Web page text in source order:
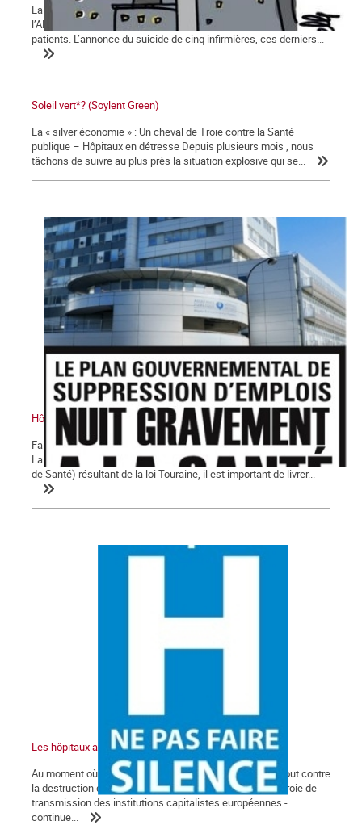
La furie « réformatrice » du gouvernement et de sa direction de
l’AP-HP détruit la vie des personnels, des médecins et des
patients. L’annonce du suicide de cinq infirmières, ces derniers...
Soleil vert*? (Soylent Green)
La « silver économie » : Un cheval de Troie contre la Santé
publique – Hôpitaux en détresse Depuis plusieurs mois , nous
tâchons de suivre au plus près la situation explosive qui se...
Hôpitaux en danger !
Faisant suite aux articles publiés dans les derniers numéros de
La Commune à propos des G.H.T (Groupements de Territoire et
de Santé) résultant de la loi Touraine, il est important de livrer...
Les hôpitaux au bord de l’explosion
Au moment où la classe ouvrière française est vent debout contre
la destruction du Code du travail, le gouvernement - courroie de
transmission des institutions capitalistes européennes -
continue...